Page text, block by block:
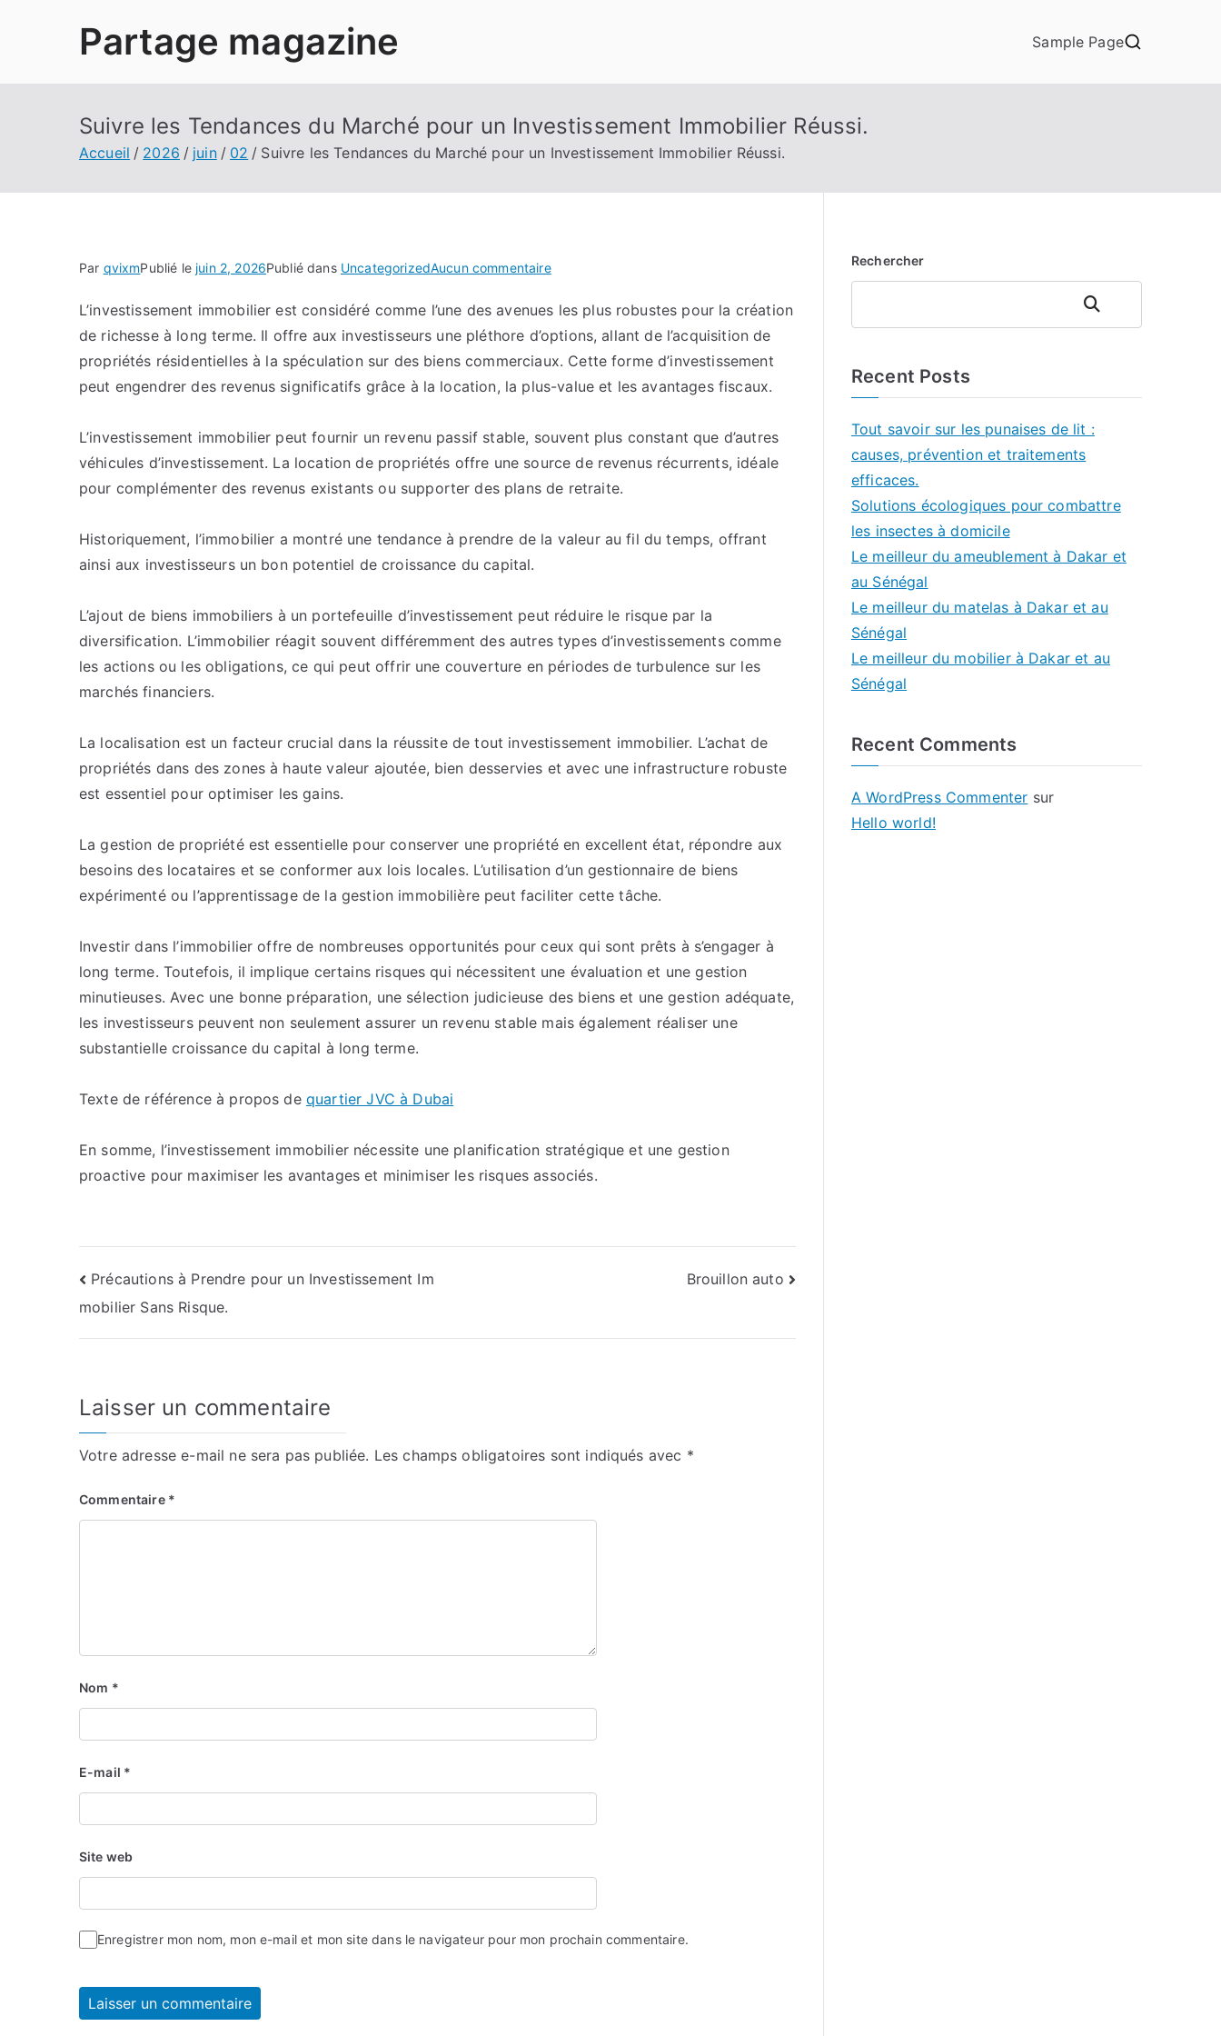
Partage magazine Sample Page
Suivre les Tendances du Marché pour un Investissement Immobilier Réussi.
Accueil 2026 juin 02 Suivre les Tendances du Marché pour un Investissement Immobilier Réussi.
Par qvixmPublié le juin 2, 2026Publié dans UncategorizedAucun commentairesur
les
Tendances
du
Marché
Investissement
Immobilier
Réussi.
L’investissement immobilier est considéré comme l’une des avenues les plus robustes pour la création
de richesse à long terme. Il offre aux investisseurs une pléthore d’options, allant de l’acquisition de
propriétés résidentielles à la spéculation sur des biens commerciaux. Cette forme d’investissement
peut engendrer des revenus significatifs grâce à la location, la plus-value et les avantages fiscaux.
L’investissement immobilier peut fournir un revenu passif stable, souvent plus constant que d’autres
véhicules d’investissement. La location de propriétés offre une source de revenus récurrents, idéale
pour complémenter des revenus existants ou supporter des plans de retraite.
Historiquement, l’immobilier a montré une tendance à prendre de la valeur au fil du temps, offrant
ainsi aux investisseurs un bon potentiel de croissance du capital.
L’ajout de biens immobiliers à un portefeuille d’investissement peut réduire le risque par la
diversification. L’immobilier réagit souvent différemment des autres types d’investissements comme
les actions ou les obligations, ce qui peut offrir une couverture en périodes de turbulence sur les
marchés financiers.
La localisation est un facteur crucial dans la réussite de tout investissement immobilier. L’achat de
propriétés dans des zones à haute valeur ajoutée, bien desservies et avec une infrastructure robuste
est essentiel pour optimiser les gains.
La gestion de propriété est essentielle pour conserver une propriété en excellent état, répondre aux
besoins des locataires et se conformer aux lois locales. L’utilisation d’un gestionnaire de biens
expérimenté ou l’apprentissage de la gestion immobilière peut faciliter cette tâche.
Investir dans l’immobilier offre de nombreuses opportunités pour ceux qui sont prêts à s’engager à
long terme. Toutefois, il implique certains risques qui nécessitent une évaluation et une gestion
minutieuses. Avec une bonne préparation, une sélection judicieuse des biens et une gestion adéquate,
les investisseurs peuvent non seulement assurer un revenu stable mais également réaliser une
substantielle croissance du capital à long terme.
Texte de référence à propos de quartier JVC à Dubai
En somme, l’investissement immobilier nécessite une planification stratégique et une gestion
proactive pour maximiser les avantages et minimiser les risques associés.
Navigation
de
Précautions à Prendre pour un Investissement Im
mobilier Sans Risque.
Brouillon auto
Laisser un commentaire
Votre adresse e-mail ne sera pas publiée. Les champs obligatoires sont indiqués avec *
Commentaire *
Nom *
E-mail *
Site web
Enregistrer mon nom, mon e-mail et mon site dans le navigateur pour mon prochain commentaire.
Rechercher
Rechercher
Recent Posts
Tout savoir sur les punaises de lit :
causes, prévention et traitements
efficaces.
Solutions écologiques pour combattre
les insectes à domicile
Le meilleur du ameublement à Dakar et
au Sénégal
Le meilleur du matelas à Dakar et au
Sénégal
Le meilleur du mobilier à Dakar et au
Sénégal
Recent Comments
A WordPress Commenter sur
Hello world!